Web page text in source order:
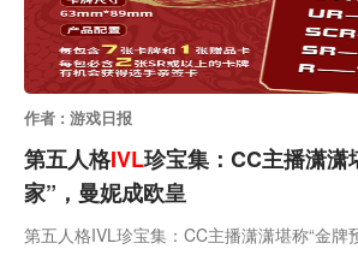
作者 : 游戏日报
第五人格IVL珍宝集：CC主播潇潇
家”，曼妮成欧皇
第五人格IVL珍宝集：CC主播潇潇堪称“金牌